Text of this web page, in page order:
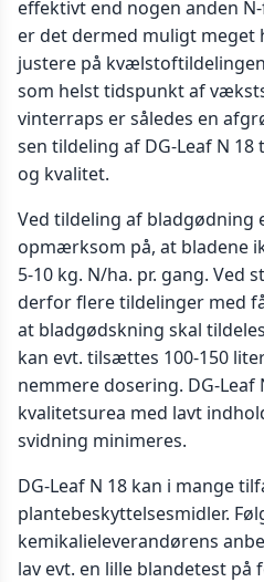
effektivt end nogen anden
er det dermed muligt
justere på
som helst tidspunkt af
vinterraps er således en
sen tildeling af DG-Leaf N
og kvalitet.
Ved tildeling af
opmærksom på, at bladene
5-10 kg. N/ha. pr. gang. Ved
derfor flere tildelinger med
at bladgødskning skal
kan evt. tilsættes 100-150
nemmere dosering. DG-
kvalitetsurea med lavt
svidning minimeres.
DG-Leaf N 18 kan i mange
plantebeskyttelsesmidler.
kemikalieleverandørens
lav evt. en lille blandetest på